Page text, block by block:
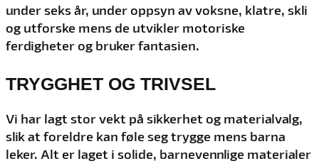
under seks år, under oppsyn av voksne, klatre, skli
og utforske mens de utvikler motoriske
ferdigheter og bruker fantasien.
TRYGGHET OG TRIVSEL
Vi har lagt stor vekt på sikkerhet og materialvalg,
slik at foreldre kan føle seg trygge mens barna
leker. Alt er laget i solide, barnevennlige materialer